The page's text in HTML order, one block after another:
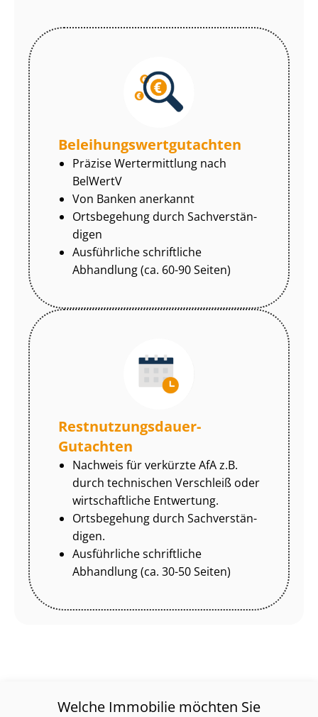
Be­lei­hungs­wert­gut­ach­ten
Präzise Wertermittlung nach
BelWertV
Von Banken anerkannt
Ortsbegehung durch Sach­ver­stän­
di­gen
Ausführliche schriftliche
Abhandlung (ca. 60-90 Seiten)
Rest­nut­zungs­dau­er-
Gutachten
Nachweis für verkürzte AfA z.B.
durch technischen Verschleiß oder
wirtschaftliche Entwertung.
Ortsbegehung durch Sach­ver­stän­
di­gen.
Ausführliche schriftliche
Abhandlung (ca. 30-50 Seiten)
Welche Immobilie möchten Sie